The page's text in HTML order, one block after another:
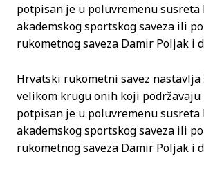
potpisan je u poluvremenu
akademskog sportskog saveza ili
rukometnog saveza Damir Poljak i
Hrvatski rukometni savez
velikom krugu onih koji podržavaju
potpisan je u poluvremenu
akademskog sportskog saveza ili
rukometnog saveza Damir Poljak i